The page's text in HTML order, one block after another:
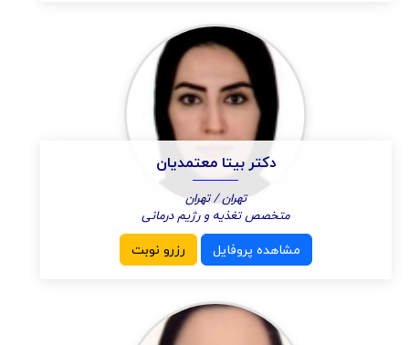
دکتر بیتا معتمدیان
تهران / تهران
متخصص تغذیه و رژیم درمانی
مشاهده پروفایل رزرو نوبت